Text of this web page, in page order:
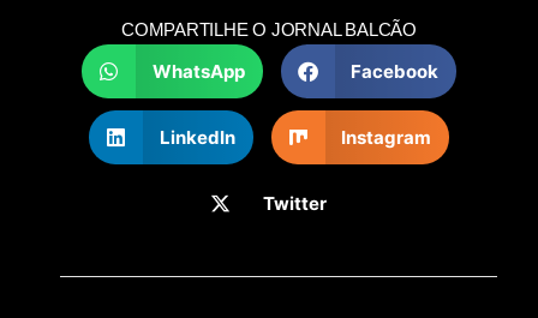
COMPARTILHE O JORNAL BALCÃO
WhatsApp Facebook
LinkedIn Instagram
Twitter